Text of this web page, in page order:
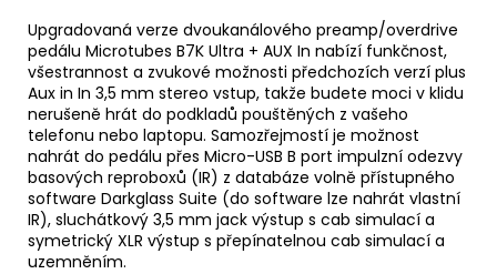
Upgradovaná verze dvoukanálového preamp/overdrive
pedálu Microtubes B7K Ultra + AUX In nabízí funkčnost,
všestrannost a zvukové možnosti předchozích verzí plus
Aux in In 3,5 mm stereo vstup, takže budete moci v klidu
nerušeně hrát do podkladů pouštěných z vašeho
telefonu nebo laptopu. Samozřejmostí je možnost
nahrát do pedálu přes Micro-USB B port impulzní odezvy
basových reproboxů (IR) z databáze volně přístupného
software Darkglass Suite (do software lze nahrát vlastní
IR), sluchátkový 3,5 mm jack výstup s cab simulací a
symetrický XLR výstup s přepínatelnou cab simulací a
uzemněním.